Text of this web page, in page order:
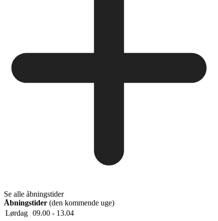
Se alle åbningstider
Åbningstider (den kommende uge)
Lørdag 09.00 - 13.04